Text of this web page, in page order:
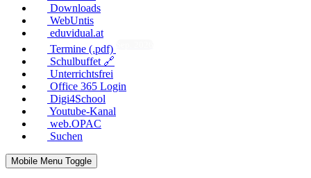
Downloads
WebUntis
eduvidual.at
Termine (.pdf)
Schulbuffet 🔗
Unterrichtsfrei
Office 365 Login
Digi4School
Youtube-Kanal
web.OPAC
Suchen
Mobile Menu Toggle